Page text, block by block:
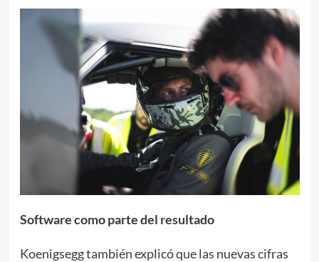
Software como parte del resultado
Koenigsegg también explicó que las nuevas cifras